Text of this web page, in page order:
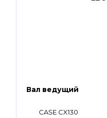
Вал ведущий
CASE CX130